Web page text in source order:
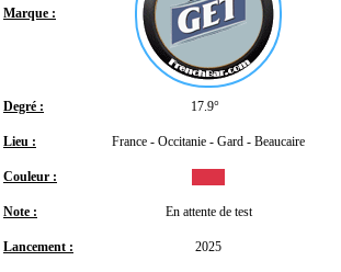
Marque :
Degré : 17.9°
Lieu : France - Occitanie - Gard - Beaucaire
Couleur :
Note : En attente de test
Lancement : 2025